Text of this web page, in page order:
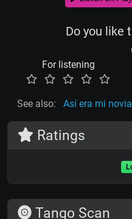
Do you like
For listening
See also: Así era mi novia
Ratings
Tango Scan